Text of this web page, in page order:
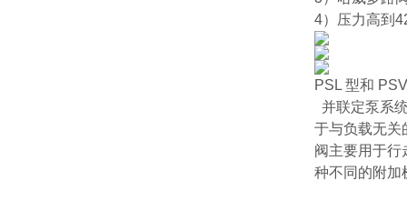
4）压力高到
PSL 型和
并联定泵系
于与负载无关
阀主要用于行
种不同的附加